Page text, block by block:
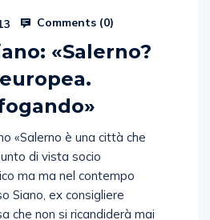
Comments (0)
«Salerno?
«Salerno è una città che
di vista socio
ma ma nel contempo
Siano, ex consigliere
che non si ricandiderà mai